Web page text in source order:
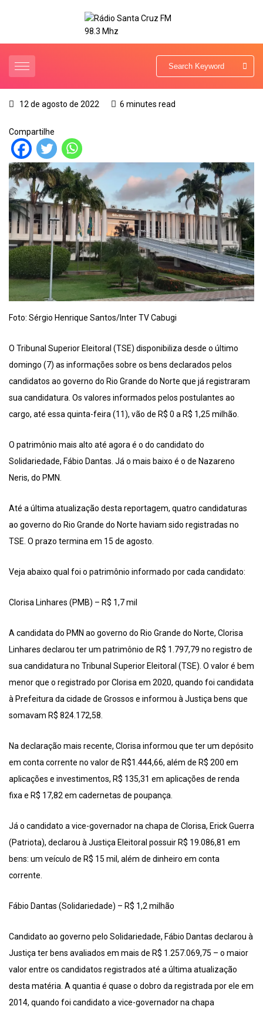
12 de agosto de 2022 6 minutes read
Compartilhe
Foto: Sérgio Henrique Santos/Inter TV Cabugi
O Tribunal Superior Eleitoral (TSE) disponibiliza desde o último
domingo (7) as informações sobre os bens declarados pelos
candidatos ao governo do Rio Grande do Norte que já registraram
sua candidatura. Os valores informados pelos postulantes ao
cargo, até essa quinta-feira (11), vão de R$ 0 a R$ 1,25 milhão.
O patrimônio mais alto até agora é o do candidato do
Solidariedade, Fábio Dantas. Já o mais baixo é o de Nazareno
Neris, do PMN.
Até a última atualização desta reportagem, quatro candidaturas
ao governo do Rio Grande do Norte haviam sido registradas no
TSE. O prazo termina em 15 de agosto.
Veja abaixo qual foi o patrimônio informado por cada candidato:
Clorisa Linhares (PMB) – R$ 1,7 mil
A candidata do PMN ao governo do Rio Grande do Norte, Clorisa
Linhares declarou ter um patrimônio de R$ 1.797,79 no registro de
sua candidatura no Tribunal Superior Eleitoral (TSE). O valor é bem
menor que o registrado por Clorisa em 2020, quando foi candidata
à Prefeitura da cidade de Grossos e informou à Justiça bens que
somavam R$ 824.172,58.
Na declaração mais recente, Clorisa informou que ter um depósito
em conta corrente no valor de R$1.444,66, além de R$ 200 em
aplicações e investimentos, R$ 135,31 em aplicações de renda
fixa e R$ 17,82 em cadernetas de poupança.
Já o candidato a vice-governador na chapa de Clorisa, Erick Guerra
(Patriota), declarou à Justiça Eleitoral possuir R$ 19.086,81 em
bens: um veículo de R$ 15 mil, além de dinheiro em conta
corrente.
Fábio Dantas (Solidariedade) – R$ 1,2 milhão
Candidato ao governo pelo Solidariedade, Fábio Dantas declarou à
Justiça ter bens avaliados em mais de R$ 1.257.069,75 – o maior
valor entre os candidatos registrados até a última atualização
desta matéria. A quantia é quase o dobro da registrada por ele em
2014, quando foi candidato a vice-governador na chapa